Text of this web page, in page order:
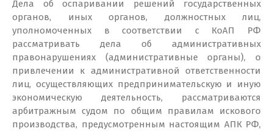
Дела об оспаривании решений государственных
органов, иных органов, должностных лиц,
уполномоченных в соответствии с КоАП РФ
рассматривать дела об административных
правонарушениях (административные органы), о
привлечении к административной ответственности
лиц, осуществляющих предпринимательскую и иную
экономическую деятельность, рассматриваются
арбитражным судом по общим правилам искового
производства, предусмотренным настоящим АПК РФ,